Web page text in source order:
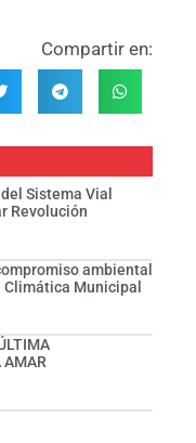
Compartir en:
Sistema Vial
Revolución
ambiental
Municipal
AMAR